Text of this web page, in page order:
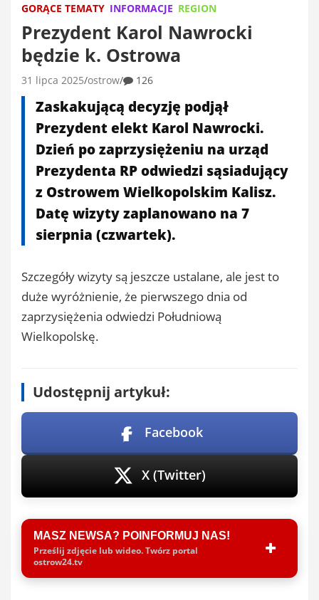
GORĄCE TEMATY INFORMACJE REGION
Prezydent Karol Nawrocki
będzie k. Ostrowa
31 lipca 2025 ostrow 126
Zaskakującą decyzję podjął
Prezydent elekt Karol Nawrocki.
Dzień po zaprzysiężeniu na urząd
Prezydenta RP odwiedzi sąsiadujący
z Ostrowem Wielkopolskim Kalisz.
Datę wizyty zaplanowano na 7
sierpnia (czwartek).
Szczegóły wizyty są jeszcze ustalane, ale jest to
duże wyróżnienie, że pierwszego dnia od
zaprzysiężenia odwiedzi Południową
Wielkopolskę.
Udostępnij artykuł:
Facebook
X (Twitter)
MASZ NEWSA? POINFORMUJ NAS!
Prześlij zdjęcie lub wideo. Twórz portal
ostrow24.tv